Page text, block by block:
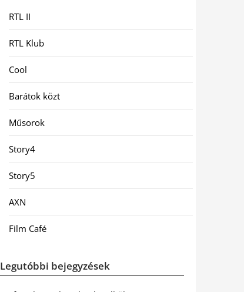
RTL II
RTL Klub
Cool
Barátok közt
Műsorok
Story4
Story5
AXN
Film Café
Legutóbbi bejegyzések